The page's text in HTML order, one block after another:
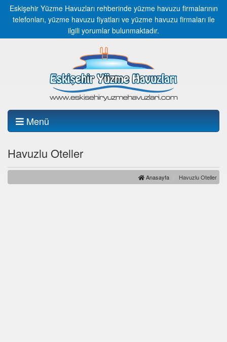
Eskişehir Yüzme Havuzları rehberinde yüzme havuzu firmalarının
telefonları, yüzme havuzu fiyatları ve yüzme havuzu firmaları ile
ilgili yorumlar bulunmaktadır.
Menü
Havuzlu Oteller
Anasayfa Havuzlu Oteller